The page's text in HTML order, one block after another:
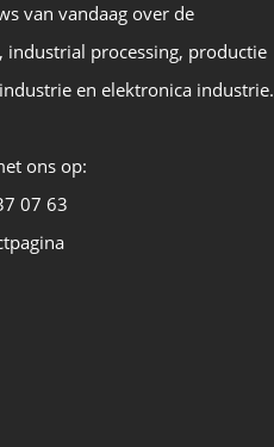
van vandaag over de
industrial processing, productie
en elektronica industrie.
ons op:
07 63